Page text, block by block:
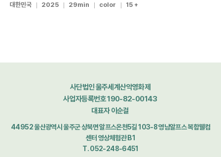
대한민국 2025 29min color 15 +
사단법인 울주세계산악영화제
사업자등록번호 190-82-00143
대표자 이순걸
44952 울산광역시 울주군 상북면 알프스온천5길 103-8 영남알프스 복합웰컴
센터 영상체험관 B1
T. 052-248-6451